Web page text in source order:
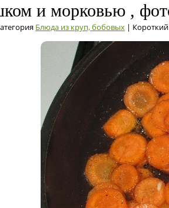
и морковью ,
Блюда из круп, бобовых |